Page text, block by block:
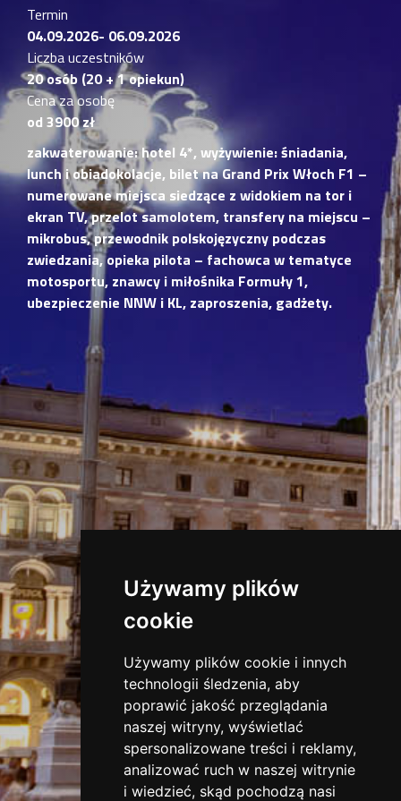
Używamy plików
cookie
Używamy plików cookie i innych
technologii śledzenia, aby
poprawić jakość przeglądania
naszej witryny, wyświetlać
spersonalizowane treści i reklamy,
analizować ruch w naszej witrynie
i wiedzieć, skąd pochodzą nasi
Termin
04.09.2026- 06.09.2026
Liczba uczestników
20 osób (20 + 1 opiekun)
Cena za osobę
od 3900 zł
zakwaterowanie: hotel 4*, wyżywienie: śniadania,
lunch i obiadokolacje, bilet na Grand Prix Włoch F1 –
numerowane miejsca siedzące z widokiem na tor i
ekran TV, przelot samolotem, transfery na miejscu –
mikrobus, przewodnik polskojęzyczny podczas
zwiedzania, opieka pilota – fachowca w tematyce
motosportu, znawcy i miłośnika Formuły 1,
ubezpieczenie NNW i KL, zaproszenia, gadżety.